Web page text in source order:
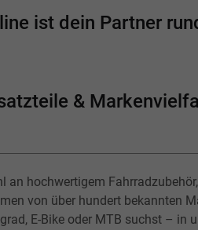
ist dein Partner
&
an hochwertigem Fahrradzubehör,
von über hundert bekannten
E-Bike oder MTB suchst – in